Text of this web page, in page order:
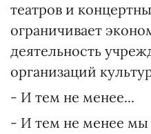
театров и
ограничивает
деятельность
организаций
- И тем не менее...
- И тем не менее мы